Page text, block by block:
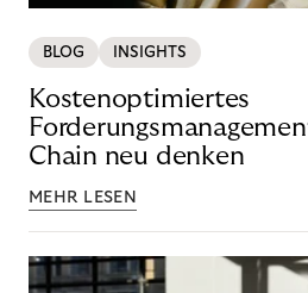
BLOG INSIGHTS
Kostenoptimiertes
Chain neu denken
MEHR LESEN